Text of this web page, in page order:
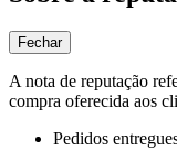
Fechar
A nota de reputação
compra oferecida aos
Pedidos